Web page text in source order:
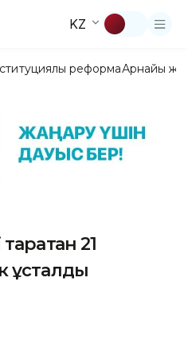
KZ
реформаАрнайы
21
ұсталды